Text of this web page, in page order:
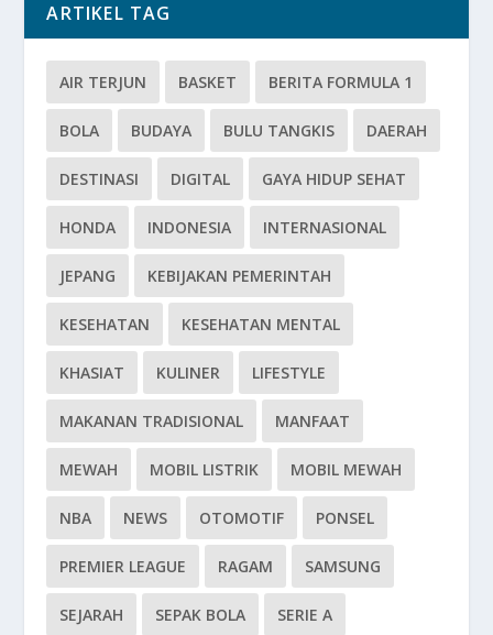
ARTIKEL TAG
AIR TERJUN BASKET BERITA FORMULA 1
BOLA BUDAYA BULU TANGKIS DAERAH
DESTINASI DIGITAL GAYA HIDUP SEHAT
HONDA INDONESIA INTERNASIONAL
JEPANG KEBIJAKAN PEMERINTAH
KESEHATAN KESEHATAN MENTAL
KHASIAT KULINER LIFESTYLE
MAKANAN TRADISIONAL MANFAAT
MEWAH MOBIL LISTRIK MOBIL MEWAH
NBA NEWS OTOMOTIF PONSEL
PREMIER LEAGUE RAGAM SAMSUNG
SEJARAH SEPAK BOLA SERIE A